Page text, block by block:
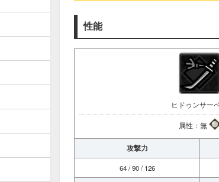
性能
ヒドゥンサー
属性：無
攻撃力
64 / 90 / 126